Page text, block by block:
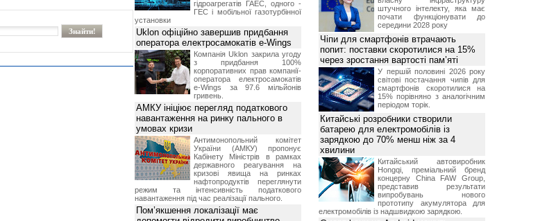
гідроагрегатів ГАЕС, одного -
ГЕС і мобільної газотурбінної
установки
Uklon офіційно завершив придбання
оператора електросамокатів e-Wings
Компанія Uklon закрила угоду
з придбання 100%
корпоративних прав компанії-
оператора електросамокатів
e-Wings за 97.6 мільйонів
гривень.
АМКУ ініціює перегляд податкового
навантаження на ринку пального в
умовах кризи
Антимонопольний комітет
України (АМКУ) пропонує
Кабінету Міністрів в рамках
державного реагування на
кризові явища на ринках
нафтопродуктів переглянути
режим та інтенсивність податкового
навантаження під час реалізації пального.
Пом’якшення локалізації має
штучного інтелекту, яка має
почати функціонувати до
середини 2028 року
Чіпи для смартфонів втрачають
попит: поставки скоротилися на 15%
через зростання вартості пам’яті
У першій половині 2026 року
світові постачання чипів для
смартфонів скоротилися на
15% порівняно з аналогічним
періодом торік.
Китайські розробники створили
батарею для електромобілів із
зарядкою до 70% менш ніж за 4
хвилини
Китайський автовиробник
Hongqi, преміальний бренд
концерну China FAW Group,
представив результати
випробувань нового
прототипу акумулятора для
електромобілів із надшвидкою зарядкою.